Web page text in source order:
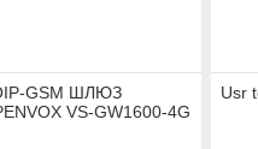
GSM ШЛЮЗ
VS-GW1600-4G
Usr